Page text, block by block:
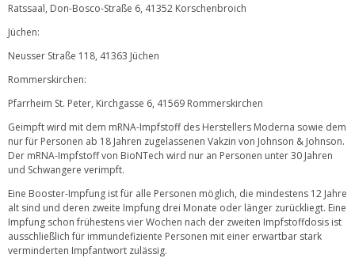
Ratssaal, Don-Bosco-Straße 6, 41352 Korschenbroich
Jüchen:
Neusser Straße 118, 41363 Jüchen
Rommerskirchen:
Pfarrheim St. Peter, Kirchgasse 6, 41569 Rommerskirchen
Geimpft wird mit dem mRNA-Impfstoff des Herstellers Moderna sowie dem
nur für Personen ab 18 Jahren zugelassenen Vakzin von Johnson & Johnson.
Der mRNA-Impfstoff von BioNTech wird nur an Personen unter 30 Jahren
und Schwangere verimpft.
Eine Booster-Impfung ist für alle Personen möglich, die mindestens 12 Jahre
alt sind und deren zweite Impfung drei Monate oder länger zurückliegt. Eine
Impfung schon frühestens vier Wochen nach der zweiten Impfstoffdosis ist
ausschließlich für immundefiziente Personen mit einer erwartbar stark
verminderten Impfantwort zulässig.